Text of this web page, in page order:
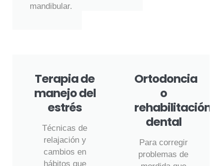
mandibular.
Terapia de
manejo del
estrés
Técnicas de
relajación y
cambios en
hábitos que
Ortodoncia
o
rehabilitación
dental
Para corregir
problemas de